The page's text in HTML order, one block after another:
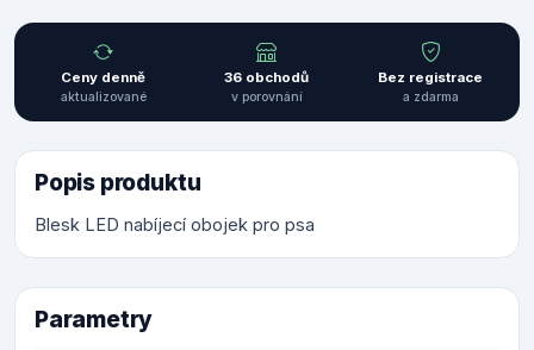
Ceny denně
aktualizované
36 obchodů
v porovnání
Bez registrace
a zdarma
Popis produktu
Blesk LED nabíjecí obojek pro psa
Parametry